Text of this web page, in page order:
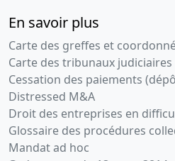
En savoir plus
Carte des greffes et
Carte des tribunaux judiciaires
Cessation des paiements
Distressed M&A
Droit des entreprises en
Glossaire des procédures
Mandat ad hoc